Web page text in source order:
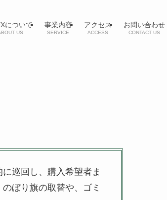
について
US
事業内容
SERVICE
アクセス
ACCESS
お問い合わせ
CONTACT US
巡回し、購入希望者ま
ぼり旗の取替や、ゴミ